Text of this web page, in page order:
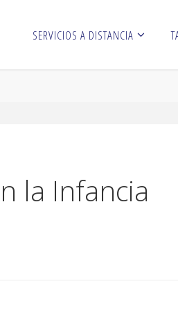
SERVICIOS A DISTANCIA
la Infancia